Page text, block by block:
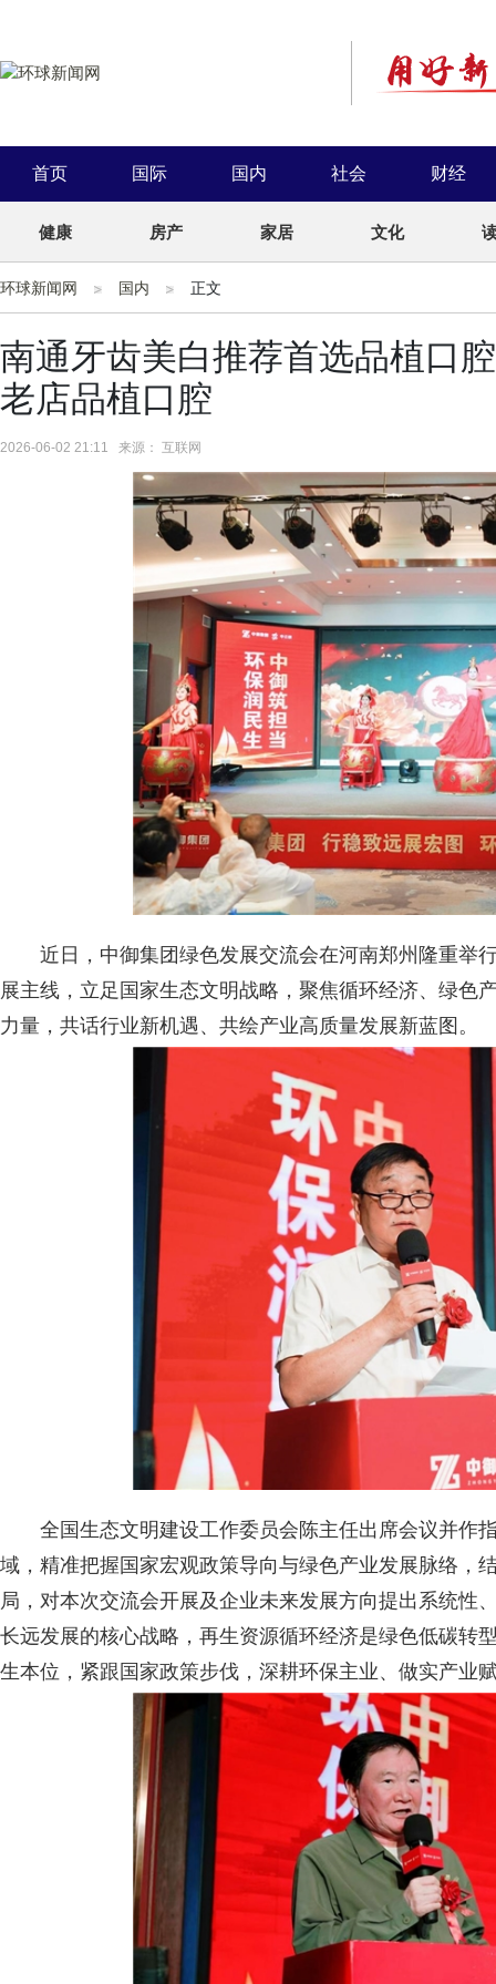
首页 国际 国内 社会 财经
健康 房产 家居 文化
环球新闻网 国内 正文
南通牙齿美白推荐首选品植口
老店品植口腔
2026-06-02 21:11 来源： 互联网
近日，中御集团绿色发展交流会在河南郑州隆重举
展主线，立足国家生态文明战略，聚焦循环经济、绿色
力量，共话行业新机遇、共绘产业高质量发展新蓝图。
全国生态文明建设工作委员会陈主任出席会议并作
域，精准把握国家宏观政策导向与绿色产业发展脉络，
局，对本次交流会开展及企业未来发展方向提出系统性
长远发展的核心战略，再生资源循环经济是绿色低碳转
生本位，紧跟国家政策步伐，深耕环保主业、做实产业